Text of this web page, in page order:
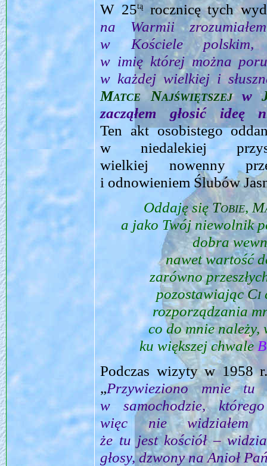
W 25tąrocznicę tych
na Warmii
w Kościele polskim,
w imię której można
w każdej wielkiej i
Matce Najświętszejw
zacząłem głosić ideę
Ten akt osobistego
w niedalekiej
wielkiej nowenny
i odnowieniem Ślubów
Oddaję sięTobie,
a jako Twój niewolnik
dobra
nawet wartość
zarówno
pozostawiającCi
rozporządzania
co do mnie należy,
ku większej chwale
Podczas wizyty w 1958
„Przywieziono mnie
w samochodzie,
więc nie widziałem
że tu jest kościół –
głosy, dzwony na Anioł